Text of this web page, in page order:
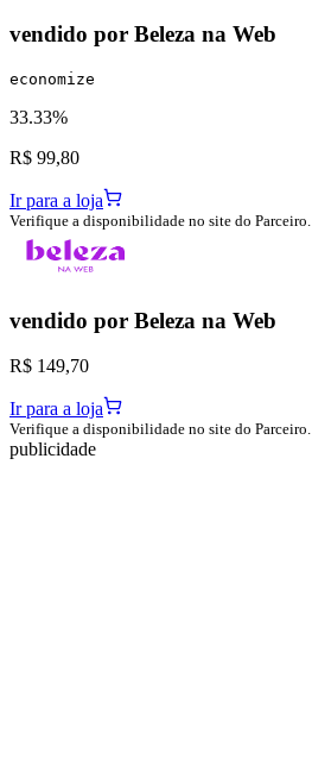
vendido por Beleza na Web
economize
33.33%
R$ 99,80
Ir para a loja
Verifique a disponibilidade no site do Parceiro.
vendido por Beleza na Web
R$ 149,70
Ir para a loja
Verifique a disponibilidade no site do Parceiro.
publicidade